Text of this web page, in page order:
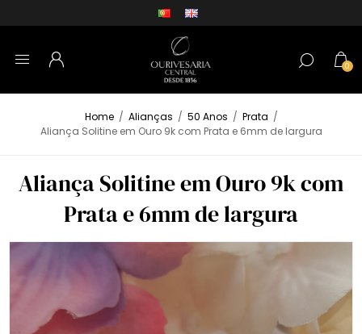
0
Home / Alianças / 50 Anos / Prata /
Aliança Solitine em Ouro 9k com Prata e 6mm de largura
Aliança Solitine em Ouro 9k com
Prata e 6mm de largura